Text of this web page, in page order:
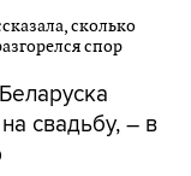
свадьбу, – в